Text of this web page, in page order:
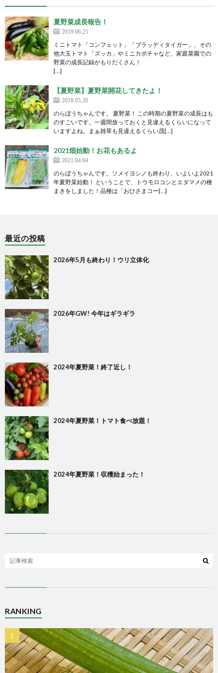
夏野菜成長報告！
2019.06.25
ミニトマト「コンフェット」「ブラッディタイガー」、その
他大玉トマト「ズッカ」やミニカボチャなど、家庭菜園での
野菜の成長記録がもりだくさん！
[…]
【夏野菜】夏野菜開花してきたよ！
2018.05.20
のらぼうちゃんです。 夏野菜！ この時期の夏野菜の成長はも
のすごいです。一週間放っておくと見違えるくらいになって
いますよね。まぁ雑草も見違えるくらい茂[…]
2021畑始動！お花もあるよ
2021.04.04
のらぼうちゃんです。ソメイヨシノも終わり、いよいよ2021
年夏野菜始動！ ということで、トウモロコシとエダマメの種
まきをしました！品種は「おひさまコー[…]
最近の投稿
2026年5月も終わり！ウリ立体化
2026年GW! 今年はギラギラ
2024年夏野菜！終了近し！
2024年夏野菜！トマト食べ放題！
2024年夏野菜！収穫始まった！
RANKING